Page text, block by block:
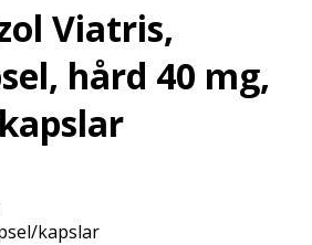
Viatris,
hård 40 mg,
kapslar